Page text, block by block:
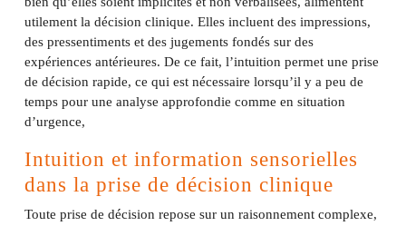
utilement la décision clinique. Elles incluent des impressions,
des pressentiments et des jugements fondés sur des
expériences antérieures. De ce fait, l’intuition permet une prise
de décision rapide, ce qui est nécessaire lorsqu’il y a peu de
temps pour une analyse approfondie comme en situation
d’urgence,
Intuition et information sensorielles
dans la prise de décision clinique
Toute prise de décision repose sur un raisonnement complexe,